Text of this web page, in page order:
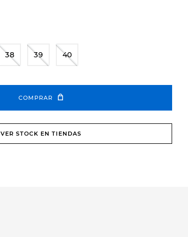
38 39 40
COMPRAR
VER STOCK EN TIENDAS